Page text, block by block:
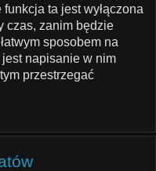
ta jest wyłączona
czas, zanim będzie
sposobem na
napisanie w nim
przestrzegać